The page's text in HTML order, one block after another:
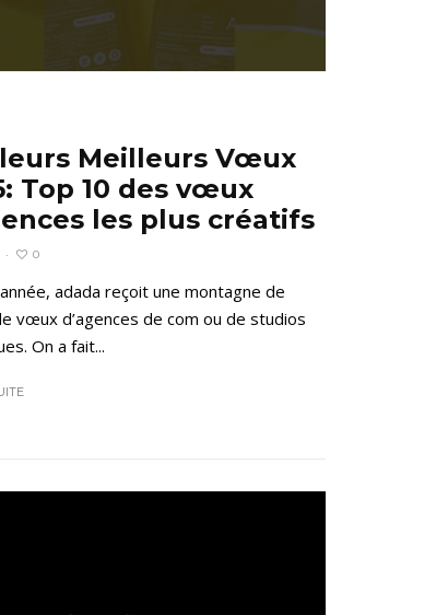
Meilleurs Vœux
Top 10 des vœux
les plus créatifs
· 0
adada reçoit une montagne de
vœux d’agences de com ou de studios
On a fait...